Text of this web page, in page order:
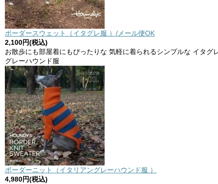
ボーダースウェット（イタグレ服 ）/メール便OK
2,100円(税込)
お散歩にも部屋着にもぴったりな 気軽に着られるシンプルな イタグ
グレーハウンド服
ボーダーニット（イタリアングレーハウンド服 ）
4,980円(税込)